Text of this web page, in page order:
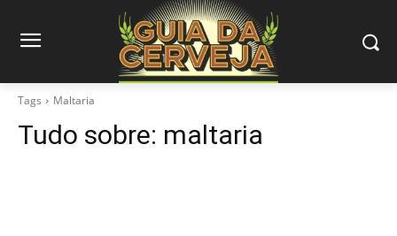
Tags Maltaria
Tudo sobre: maltaria